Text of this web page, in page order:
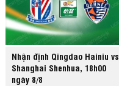
Nhận định Qingdao Hainiu vs
Shanghai Shenhua, 18h00
ngày 8/8